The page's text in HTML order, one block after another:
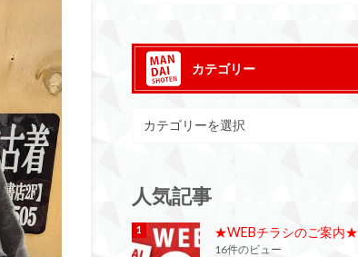
カテゴリー
人気記事
★WEBチラシのご案内★
16件のビュー